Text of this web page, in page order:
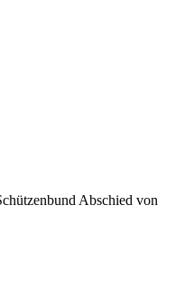
Abschied von